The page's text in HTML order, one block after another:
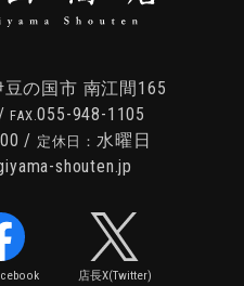
の国市 南江間165
/FAX.055-948-1105
/ 定休日： 水曜日
shouten.jp
店長X(Twitter)